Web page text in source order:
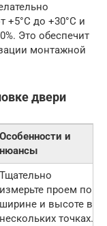
+5°C до +30°C и
Это обеспечит
монтажной
двери
Особенности и
нюансы
Тщательно
измерьте проем по
ширине и высоте в
нескольких точках.